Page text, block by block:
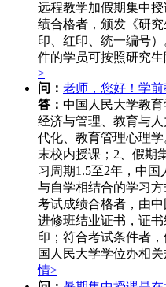
远程教学加假期集中
绩合格者，颁发《研
印、红印、统一编号
件的学员可按照研究生
>
问： 老师，您好！学
答： 中国人民大学教
经济与管理、教育与
代化、教育管理心理
末校内授课；2、假期
习周期1.5至2年，中
与自学相结合的学习
考试成绩合格者，由
进修班结业证书，证
印；符合考试条件者
国人民大学学位办相
情>